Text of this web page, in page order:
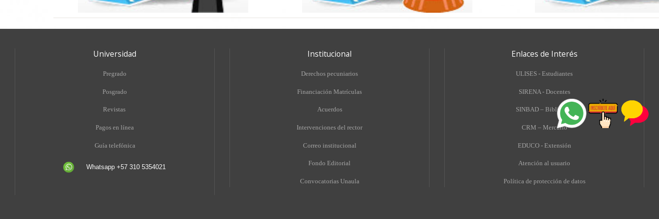
Universidad
Pregrado
Posgrado
Revistas
Pagos en línea
Guía telefónica
Whatsapp +57 310 5354021
Institucional
Derechos pecuniarios
Financiación Matrículas
Acuerdos
Intervenciones del rector
Correo institucional
Fondo Editorial
Convocatorias Unaula
Enlaces de Interés
ULISES - Estudiantes
SIRENA - Docentes
SINBAD – Biblioteca
CRM – Mercurio
EDUCO - Extensión
Atención al usuario
Política de protección de datos